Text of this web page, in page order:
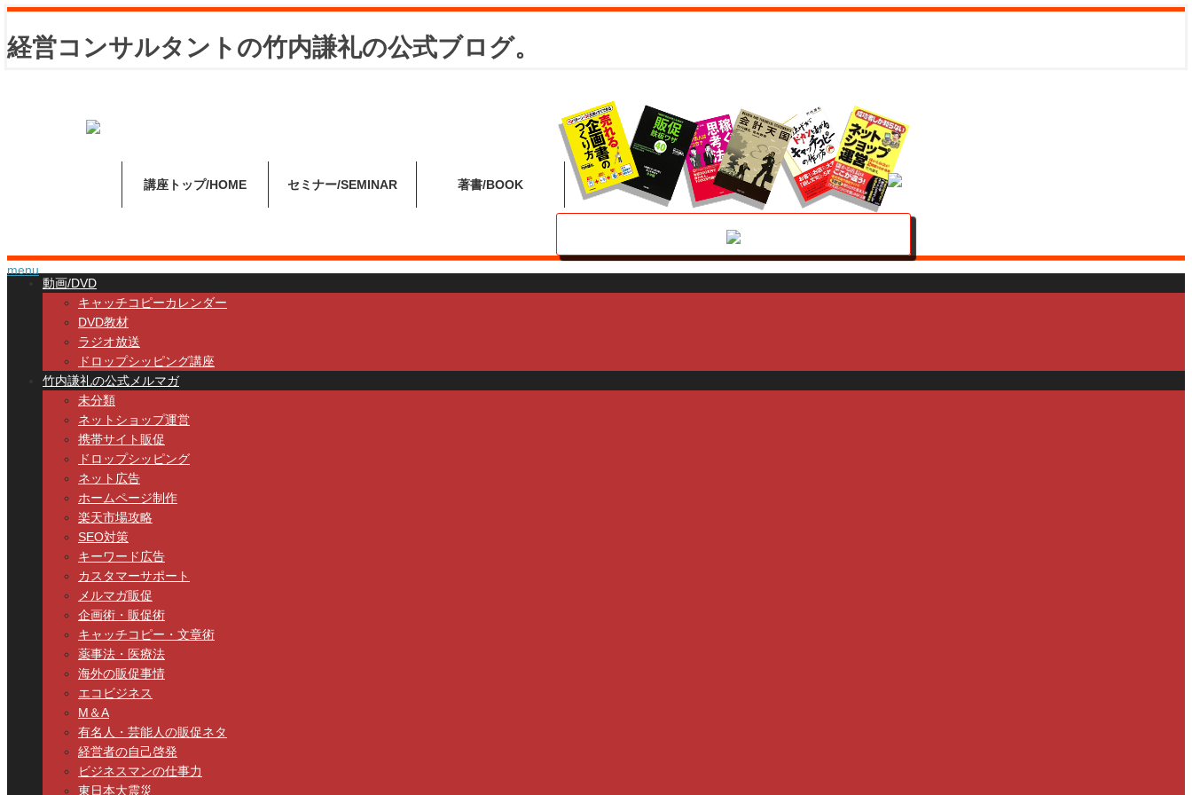
経営コンサルタントの竹内謙礼の公式ブログ。
講座トップ HOME セミナー SEMINAR 著書 BOOK
menu
動画/DVD
キャッチコピーカレンダー
DVD教材
ラジオ放送
ドロップシッピング講座
竹内謙礼の公式メルマガ
未分類
ネットショップ運営
携帯サイト販促
ドロップシッピング
ネット広告
ホームページ制作
楽天市場攻略
SEO対策
キーワード広告
カスタマーサポート
メルマガ販促
企画術・販促術
キャッチコピー・文章術
薬事法・医療法
海外の販促事情
エコビジネス
M＆A
有名人・芸能人の販促ネタ
経営者の自己啓発
ビジネスマンの仕事力
東日本大震災